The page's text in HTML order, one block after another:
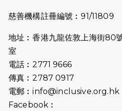
2026-07-09
猛龍長跑隊
2026-07-02
2026-06-25
（19:00開始）
慈善機構註冊編號︰91/11809
地址︰香港九龍佐敦上海街80
室
電話︰2771 9666
傳真︰2787 0917
電郵︰info@inclusive.org.hk
Facebook︰